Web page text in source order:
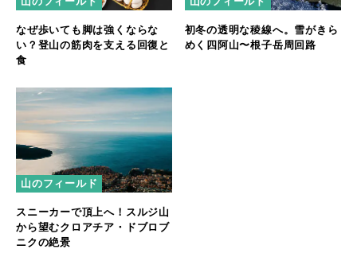
なぜ歩いても脚は強くならな
い？登山の筋肉を支える回復と
食
初冬の透明な稜線へ。雪がきら
めく四阿山〜根子岳周回路
山のフィールド
スニーカーで頂上へ！スルジ山
から望むクロアチア・ドブロブ
ニクの絶景